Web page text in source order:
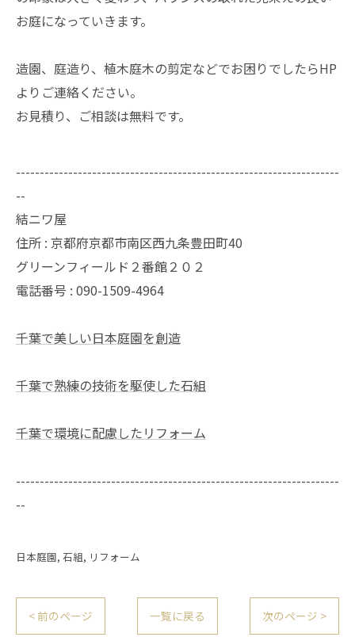
お庭になっていきます。
造園、庭造り、植木庭木の剪定などでお困りでしたらHP
よりご連絡ください。
お見積り、ご相談は無料です。
--------------------------------------------------------------------
--
結ニワ屋
住所 : 京都府京都市南区西九条豊田町40
グリーンフィールド２番館２０２
電話番号 : 090-1509-4964
千葉で美しい日本庭園を創造
千葉で熟練の技術を駆使した石組
千葉で環境に配慮したリフォーム
--------------------------------------------------------------------
--
日本庭園 石組 リフォーム
< 前のページ 一覧に戻る 次のページ >